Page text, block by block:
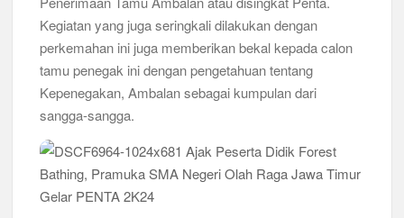
Bukan Cuma Kemah! Pramuka SMK YPM 3 Taman Adopsi
Sistem Kerja Industri Lewat KPDA
Kwarran Porong Gembleng Penegak Pramuka Lewat Pelatihan
Tumbuhkan Ceria dan Karakter Sejak Dini, 704 Pramuka
Kegiatan yang juga seringkali dilakukan dengan
perkemahan ini juga memberikan bekal kepada calon
tamu penegak ini dengan pengetahuan tentang
Kepenegakan, Ambalan sebagai kumpulan dari
sangga-sangga.